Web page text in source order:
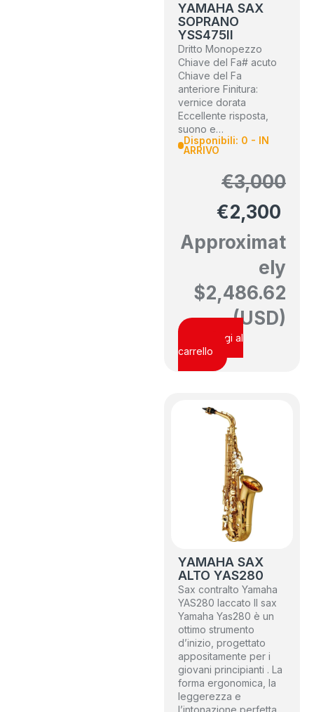
YAMAHA SAX
SOPRANO
YSS475II
Dritto Monopezzo
Chiave del Fa# acuto
Chiave del Fa
anteriore Finitura:
vernice dorata
Eccellente risposta,
suono e…
Disponibili: 0 - IN
ARRIVO
€3,000
€2,300
Approximat
ely
$2,486.62
(USD)
Aggiungi al
carrello
YAMAHA SAX
ALTO YAS280
Sax contralto Yamaha
YAS280 laccato Il sax
Yamaha Yas280 è un
ottimo strumento
d’inizio, progettato
appositamente per i
giovani principianti . La
forma ergonomica, la
leggerezza e
l’intonazione perfetta